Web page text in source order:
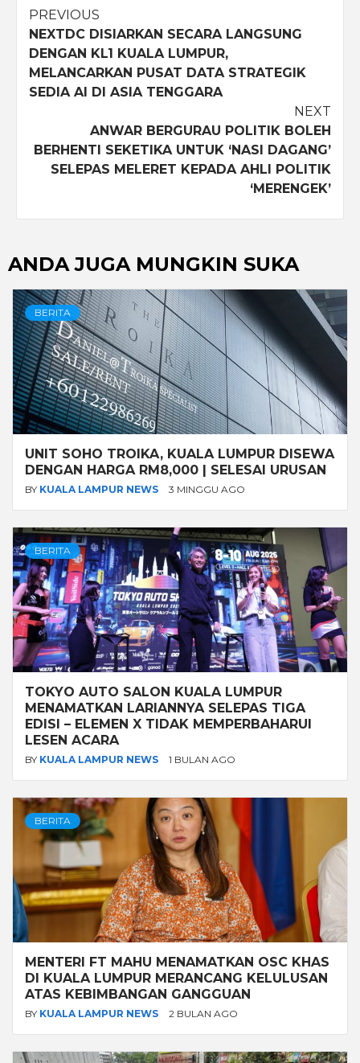
Post
navigation
PREVIOUS
NEXTDC DISIARKAN SECARA LANGSUNG
DENGAN KL1 KUALA LUMPUR,
MELANCARKAN PUSAT DATA STRATEGIK
SEDIA AI DI ASIA TENGGARA
NEXT
ANWAR BERGURAU POLITIK BOLEH
BERHENTI SEKETIKA UNTUK ‘NASI DAGANG’
SELEPAS MELERET KEPADA AHLI POLITIK
‘MERENGEK’
ANDA JUGA MUNGKIN SUKA
BERITA
UNIT SOHO TROIKA, KUALA LUMPUR DISEWA
DENGAN HARGA RM8,000 | SELESAI URUSAN
BY KUALA LAMPUR NEWS 3 MINGGU AGO
BERITA
TOKYO AUTO SALON KUALA LUMPUR
MENAMATKAN LARIANNYA SELEPAS TIGA
EDISI – ELEMEN X TIDAK MEMPERBAHARUI
LESEN ACARA
BY KUALA LAMPUR NEWS 1 BULAN AGO
BERITA
MENTERI FT MAHU MENAMATKAN OSC KHAS
DI KUALA LUMPUR MERANCANG KELULUSAN
ATAS KEBIMBANGAN GANGGUAN
BY KUALA LAMPUR NEWS 2 BULAN AGO